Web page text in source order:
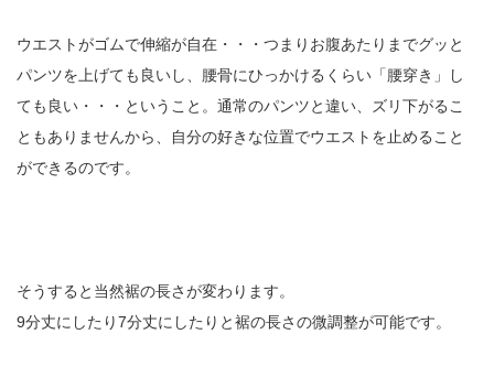
ウエストがゴムで伸縮が自在・・・つまりお腹あたりまでグッと
パンツを上げても良いし、腰骨にひっかけるくらい「腰穿き」し
ても良い・・・ということ。通常のパンツと違い、ズリ下がるこ
ともありませんから、自分の好きな位置でウエストを止めること
ができるのです。
そうすると当然裾の長さが変わります。
9分丈にしたり7分丈にしたりと裾の長さの微調整が可能です。